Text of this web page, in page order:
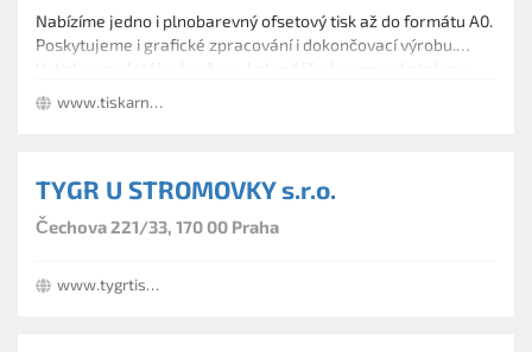
Nabízíme jedno i plnobarevný ofsetový tisk až do formátu A0.
Poskytujeme i grafické zpracování i dokončovací výrobu.
firemní pořadače, prospekty, časopisy, diplomové i
bakalářské práce. Nabízíme knihařské práce, zatavování,
www.tiskarna.trutnovsko.com
TYGR U STROMOVKY s.r.o.
Čechova 221/33, 170 00 Praha
www.tygrtisk.cz